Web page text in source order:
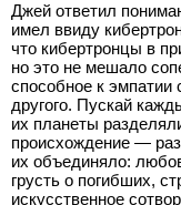
Джей ответил
имел ввиду
что кибертронцы в
но это не мешало
способное к эмпатии
другого. Пускай
их планеты
происхождение —
их объединяло:
грусть о погибших,
искусственное